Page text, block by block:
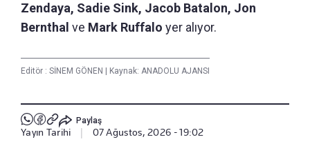
Zendaya, Sadie Sink, Jacob Batalon, Jon
Bernthal ve Mark Ruffalo yer alıyor.
Editör : SİNEM GÖNEN Kaynak: ANADOLU AJANSI
Paylaş
Yayın Tarihi 07 Ağustos, 2026 - 19:02